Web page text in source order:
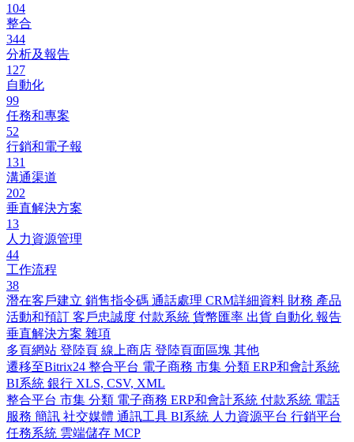
104
整合
344
分析及報告
127
自動化
99
任務和專案
52
行銷和電子報
131
溝通渠道
202
垂直解決方案
13
人力資源管理
44
工作流程
38
潛在客戶建立 銷售指令碼 通話處理 CRM詳細資料 財務 產品
活動和預訂 客戶忠誠度 付款系統 貨幣匯率 出貨 自動化 報告
垂直解決方案 雜項
多頁網站 登陸頁 線上商店 登陸頁面區塊 其他
遷移至Bitrix24 整合平台 電子商務 市集 分類 ERP和會計系統
BI系統 銀行 XLS, CSV, XML
整合平台 市集 分類 電子商務 ERP和會計系統 付款系統 電話
服務 簡訊 社交媒體 通訊工具 BI系統 人力資源平台 行銷平台
任務系統 雲端儲存 MCP